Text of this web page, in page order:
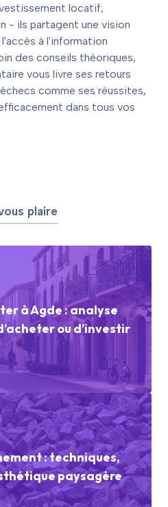
locatif,
- ils partagent une vision
à l'information
des conseils théoriques,
vous livre ses retours
comme ses réussites,
dans tous vos
plaire
à Agde : analyse
ou d’investir
: techniques,
paysagère